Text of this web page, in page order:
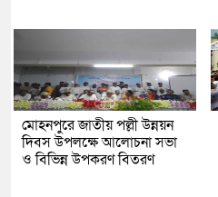
মোহনপুরে জাতীয় পল্লী উন্নয়ন
দিবস উপলক্ষে আলোচনা সভা
ও বিভিন্ন উপকরণ বিতরণ